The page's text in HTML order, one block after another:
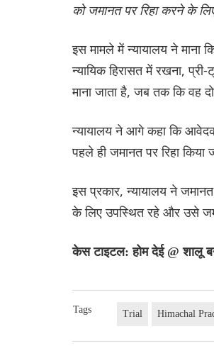
को जमानत पर रिहा करने के
इस मामले में न्यायालय ने
न्यायिक हिरासत में रखना,
माना जाता है, जब तक कि वह
न्यायालय ने आगे कहा कि
पहले ही जमानत पर रिहा किया
इस प्रकार, न्यायालय ने
के लिए उपस्थित रहे और उसे
केस टाइटल: होम देई @ शालू
Tags Trial Himachal